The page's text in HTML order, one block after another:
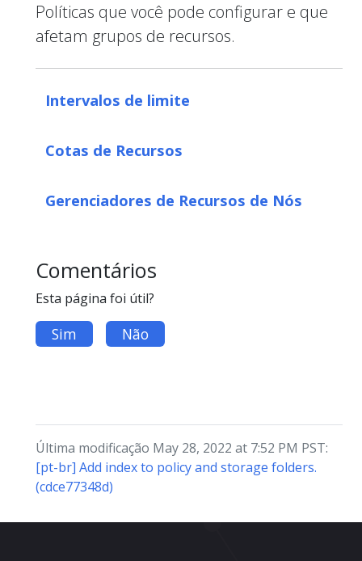
Políticas que você pode configurar e que
afetam grupos de recursos.
Intervalos de limite
Cotas de Recursos
Gerenciadores de Recursos de Nós
Comentários
Esta página foi útil?
Sim Não
Última modificação May 28, 2022 at 7:52 PM PST:
[pt-br] Add index to policy and storage folders.
(cdce77348d)